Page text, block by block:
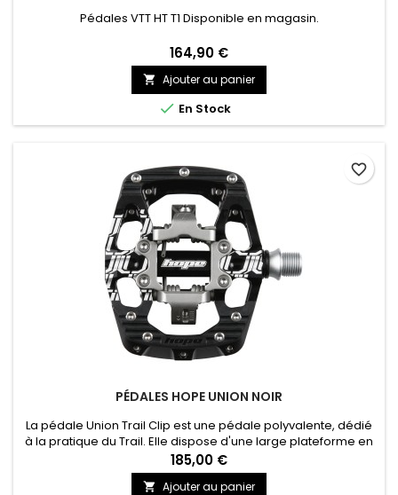
Pédales VTT HT T1 Disponible en magasin.
164,90 €
 Ajouter au panier
 En Stock
PÉDALES HOPE UNION NOIR
La pédale Union Trail Clip est une pédale polyvalente, dédié
à la pratique du Trail. Elle dispose d'une large plateforme en
aluminium et d'un système à trois roulements offrant une
grande longévité et une très bonne réparabilité.
185,00 €
 Ajouter au panier
favorite_border